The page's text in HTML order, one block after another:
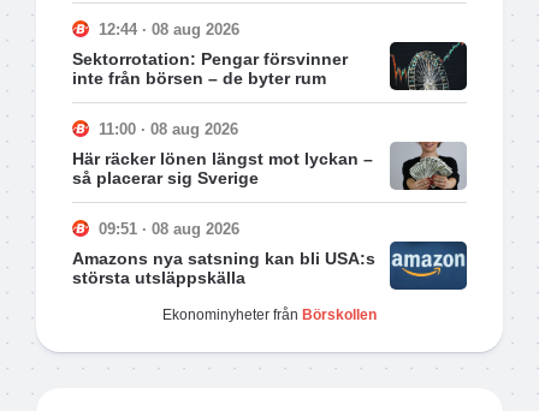
12:44 · 08 aug 2026
Sektorrotation: Pengar försvinner
inte från börsen – de byter rum
11:00 · 08 aug 2026
Här räcker lönen längst mot lyckan –
så placerar sig Sverige
09:51 · 08 aug 2026
Amazons nya satsning kan bli USA:s
största utsläppskälla
Ekonominyheter från Börskollen